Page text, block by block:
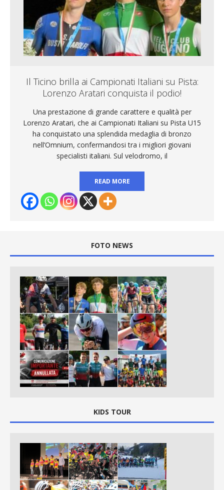
Il Ticino brilla ai Campionati Italiani su Pista:
Lorenzo Aratari conquista il podio!
Una prestazione di grande carattere e qualità per
Lorenzo Aratari, che ai Campionati Italiani su Pista U15
ha conquistato una splendida medaglia di bronzo
nell’Omnium, confermandosi tra i migliori giovani
specialisti italiani. Sul velodromo, il
READ MORE
FOTO NEWS
KIDS TOUR